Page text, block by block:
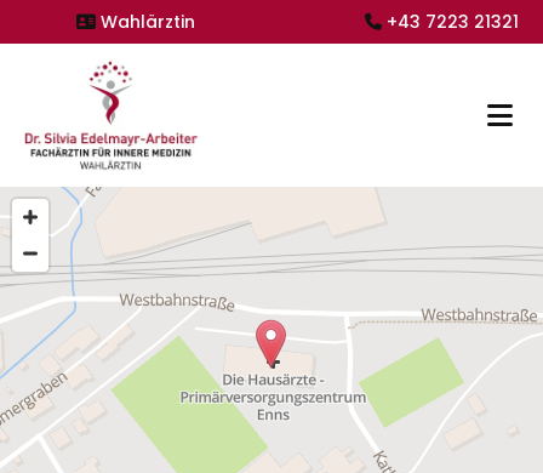
 Wahlärztin  +43 7223 21321